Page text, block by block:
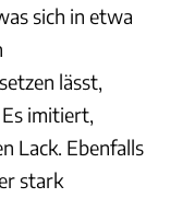
sich in etwa
lässt,
imitiert,
Lack. Ebenfalls
stark